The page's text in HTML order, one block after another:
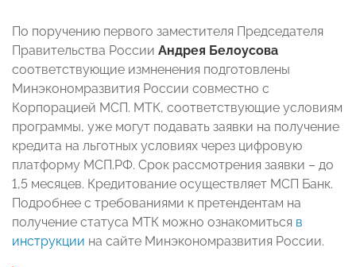
По поручению первого заместителя Председателя
Правительства России Андрея Белоусова
соответствующие измненения подготовлены
Минэкономразвития России совместно с
Корпорацией МСП. МТК, соответствующие условиям
программы, уже могут подавать заявки на получение
кредита на льготных условиях через цифровую
платформу МСП.РФ. Срок рассмотрения заявки – до
1,5 месяцев. Кредитование осуществляет МСП Банк.
Подробнее с требованиями к претендентам на
получение статуса МТК можно ознакомиться в
инструкции на сайте Минэкономразвития России.